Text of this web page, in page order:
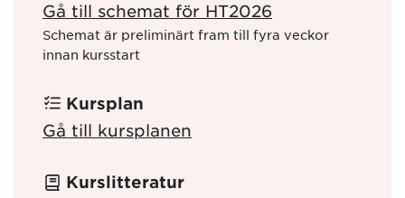
Gå till schemat för HT2026
Schemat är preliminärt fram till fyra veckor
innan kursstart
Kursplan
Gå till kursplanen
Kurslitteratur